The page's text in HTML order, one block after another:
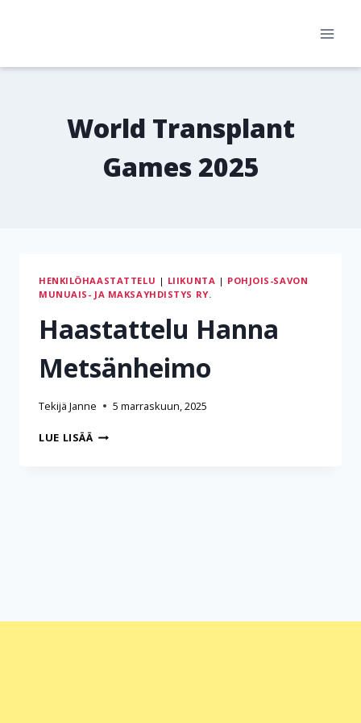
World Transplant
Games 2025
HENKILÖHAASTATTELU | LIIKUNTA | POHJOIS-SAVON
MUNUAIS- JA MAKSAYHDISTYS RY.
Haastattelu Hanna
Metsänheimo
Tekijä Janne 5 marraskuun, 2025
LUE LISÄÄ HAASTATTELU